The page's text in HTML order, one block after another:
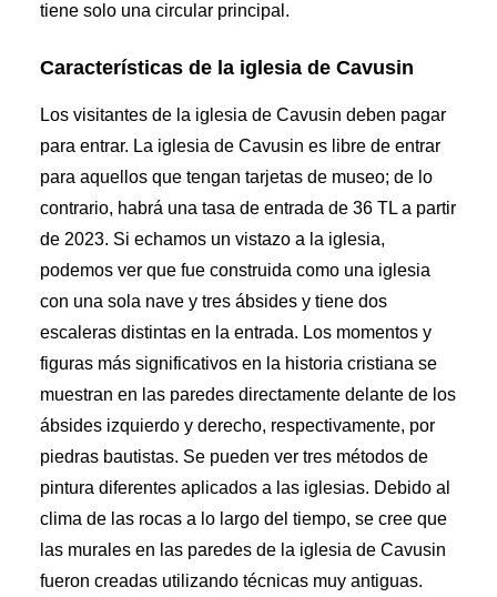
tiene solo una circular principal.
Características de la iglesia de Cavusin
Los visitantes de la iglesia de Cavusin deben pagar
para entrar. La iglesia de Cavusin es libre de entrar
para aquellos que tengan tarjetas de museo; de lo
contrario, habrá una tasa de entrada de 36 TL a partir
de 2023. Si echamos un vistazo a la iglesia,
podemos ver que fue construida como una iglesia
con una sola nave y tres ábsides y tiene dos
escaleras distintas en la entrada. Los momentos y
figuras más significativos en la historia cristiana se
muestran en las paredes directamente delante de los
ábsides izquierdo y derecho, respectivamente, por
piedras bautistas. Se pueden ver tres métodos de
pintura diferentes aplicados a las iglesias. Debido al
clima de las rocas a lo largo del tiempo, se cree que
las murales en las paredes de la iglesia de Cavusin
fueron creadas utilizando técnicas muy antiguas.